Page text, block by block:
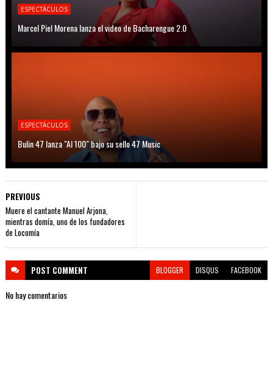
ESPECTÁCULOS
Marcel Piel Morena lanza el video de Bacharengue 2.0
ESPECTÁCULOS
Bulin 47 lanza "Al 100" bajo su sello 47 Music
PREVIOUS
Muere el cantante Manuel Arjona,
mientras domía, uno de los fundadores
de Locomía
POST COMMENT BLOGGER DISQUS FACEBOOK
No hay comentarios